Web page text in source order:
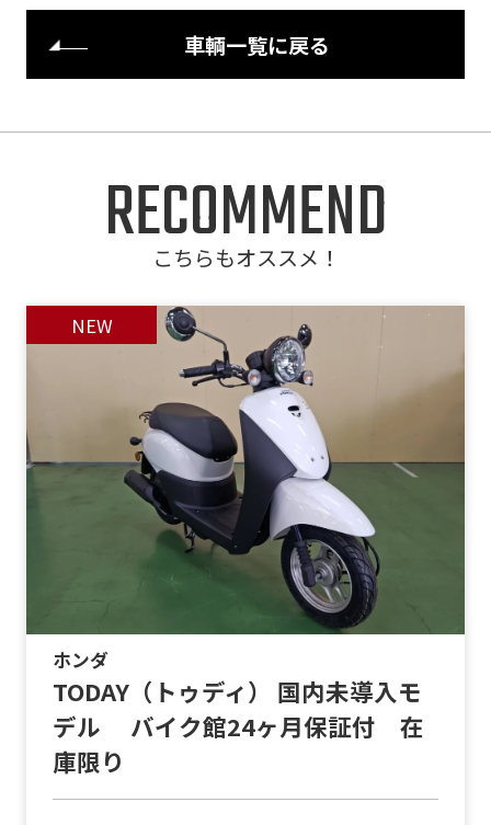
車輌一覧に戻る
RECOMMEND
こちらもオススメ！
ホンダ
TODAY（トゥディ） 国内未導入モ
デル バイク館24ヶ月保証付 在
庫限り